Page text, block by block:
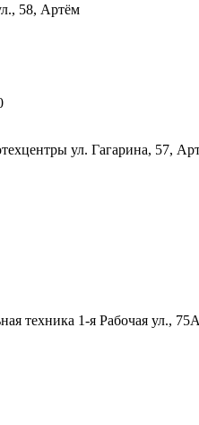
58, Артём
ул. Гагарина, 57,
техника 1-я Рабочая ул.,